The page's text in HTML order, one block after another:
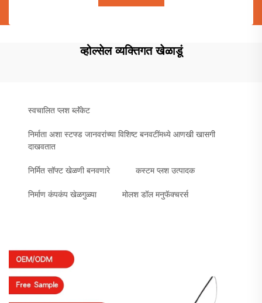
व्होल्सेल व्यक्तिगत खेळाडूं
स्वचालित प्लश ब्लॅंकेट
निर्माता अशा स्टफ्ड जानवरांच्या विशिष्ट बनवटींमध्ये आणखी खासगी
दाखवतात
निर्मित सॉफ्ट खेळणी बनवणारे कस्टम प्लश उत्पादक
निर्माण कंपकंप खेळगुळ्या मोलश डॉल मनुफॅक्चरर्स